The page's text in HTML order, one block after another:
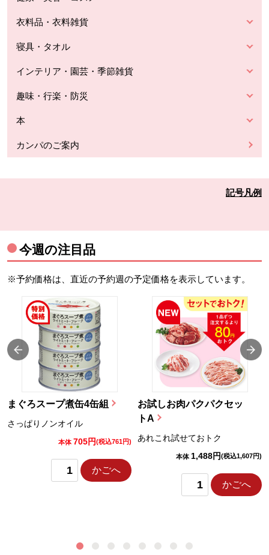
衣料品・衣料雑貨
寝具・タオル
インテリア・園芸・季節雑貨
趣味・行楽・防災
本
カンパのご案内
記号凡例
今週の注目品
※予約価格は、直近の予約週の予定価格を表示しています。
まぐろスープ煮缶4缶組
さっぱりノンオイル
本体 705円(税込761円)
かごへ
お試しお肉パクパクセッ
トA
あれこれ試せておトク
本体 1,488円(税込1,607円)
かごへ